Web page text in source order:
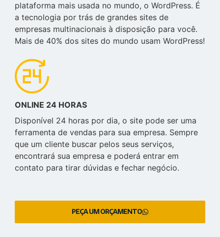
plataforma mais usada no mundo, o WordPress. É
a tecnologia por trás de grandes sites de
empresas multinacionais à disposição para você.
Mais de 40% dos sites do mundo usam WordPress!
ONLINE 24 HORAS
Disponível 24 horas por dia, o site pode ser uma
ferramenta de vendas para sua empresa. Sempre
que um cliente buscar pelos seus serviços,
encontrará sua empresa e poderá entrar em
contato para tirar dúvidas e fechar negócio.
PEÇA UM ORÇAMENTO